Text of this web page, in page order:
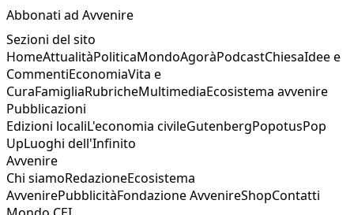
Abbonati ad Avvenire
Sezioni del sito
HomeAttualitàPoliticaMondoAgoràPodcastChiesaIdee e
CommentiEconomiaVita e
CuraFamigliaRubricheMultimediaEcosistema avvenire
Pubblicazioni
Edizioni localiL'economia civileGutenbergPopotusPop
UpLuoghi dell'Infinito
Avvenire
Chi siamoRedazioneEcosistema
AvvenirePubblicitàFondazione AvvenireShopContatti